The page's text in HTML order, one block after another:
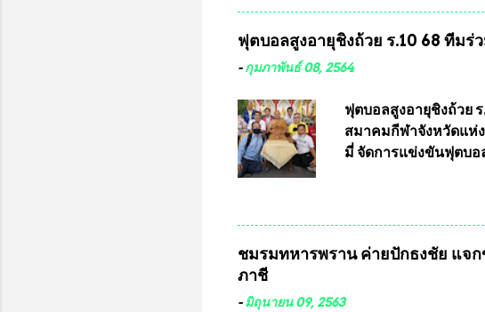
กฎหมายการเลือกตั้งเ
กรรมการการเลือกตั้ง
เลือกตั้งใหม่อีกครั้ง ป
“นครเชียงใหม่เป็นเข
ในระดับต่างๆมีหลักธ
ฟุตบอลสูงอายุชิงถ้วย ร.10 68 ทีมร่
-กุมภาพันธ์ 08, 2564
ฟุตบอลสูงอายุชิงถ้วย
สมาคมกีฬาจังหวัดแห่
มี่ จัดการแข่งขันฟุตบอ
ชาติอนุญาตให้ลงแข่
ประธานมูลนิธิประชา
บดินทรเทพยวรางกูร (
ชมรมทหารพราน ค่ายปักธงชัย แจ
ภาชี
-มิถุนายน 09, 2563